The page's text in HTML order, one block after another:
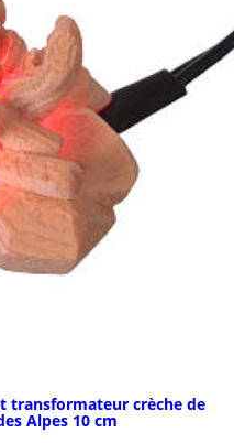
transformateur crèche de
Alpes 10 cm